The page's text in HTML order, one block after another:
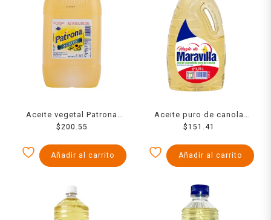
Aceite vegetal Patrona
mixto 5 l
$200.55
Añadir al carrito
Aceite puro de canola
Maravilla 3.78 l
$151.41
Añadir al carrito